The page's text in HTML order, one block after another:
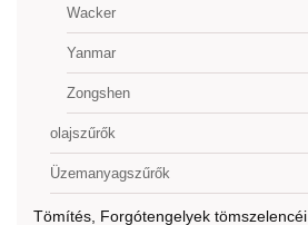
Wacker
Yanmar
Zongshen
olajszűrők
Üzemanyagszűrők
Tömítés, Forgótengelyek tömszelencéi